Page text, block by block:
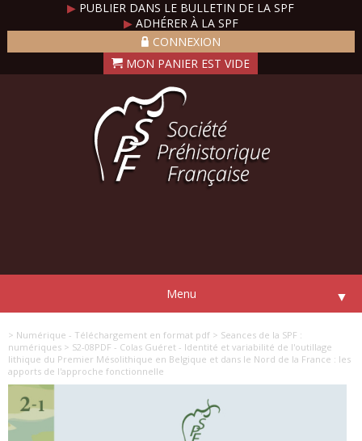
▶ PUBLIER DANS LE BULLETIN DE LA SPF
▶ADHÉRER À LA SPF
CONNEXION
Menu ▼
> Numérique - Téléchargement en format pdf > Seances de la SPF :
numériques > S2-08PDF - Colas Guéret - Identité et variabilité de l'outillage
lithique du Premier Mésolithique en Belgique et dans le Nord de la France : les
apports de l'approche fonctionnelle